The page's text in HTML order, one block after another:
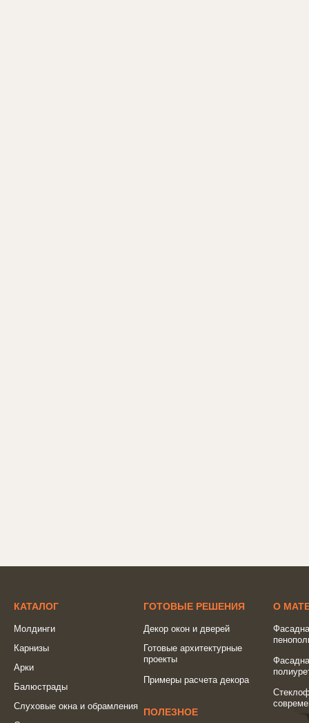
КАТАЛОГ
Молдинги
Карнизы
Арки
Балюстрады
Слуховые окна и обрамления
ГОТОВЫЕ РЕШЕНИЯ
Декор окон и дверей
Готовые архитектурные
проекты
Примеры расчета декора
ПОЛЕЗНОЕ
О